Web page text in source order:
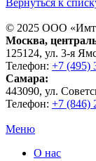
© 2025 ООО «
Москва,
125124, ул. 3-я
Телефон: +7 (495)
Самара:
443090, ул.
Телефон: +7 (846)
Меню
О нас